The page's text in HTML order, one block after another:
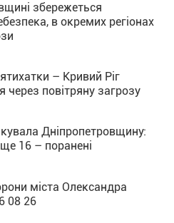
збережеться
в окремих регіонах
– Кривий Ріг
повітряну загрозу
Дніпропетровщину:
16 – поранені
міста Олександра
08 26